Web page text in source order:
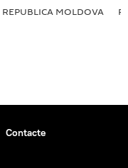
REPUBLICA MOLDOVA
Contacte